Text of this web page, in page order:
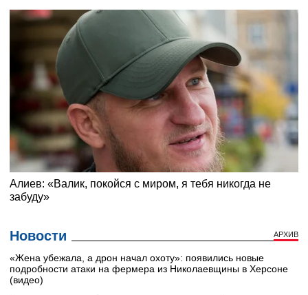
Новости АРХИВ
«Жена убежала, а дрон начал охоту»: появились новые
подробности атаки на фермера из Николаевщины в Херсоне
(видео)